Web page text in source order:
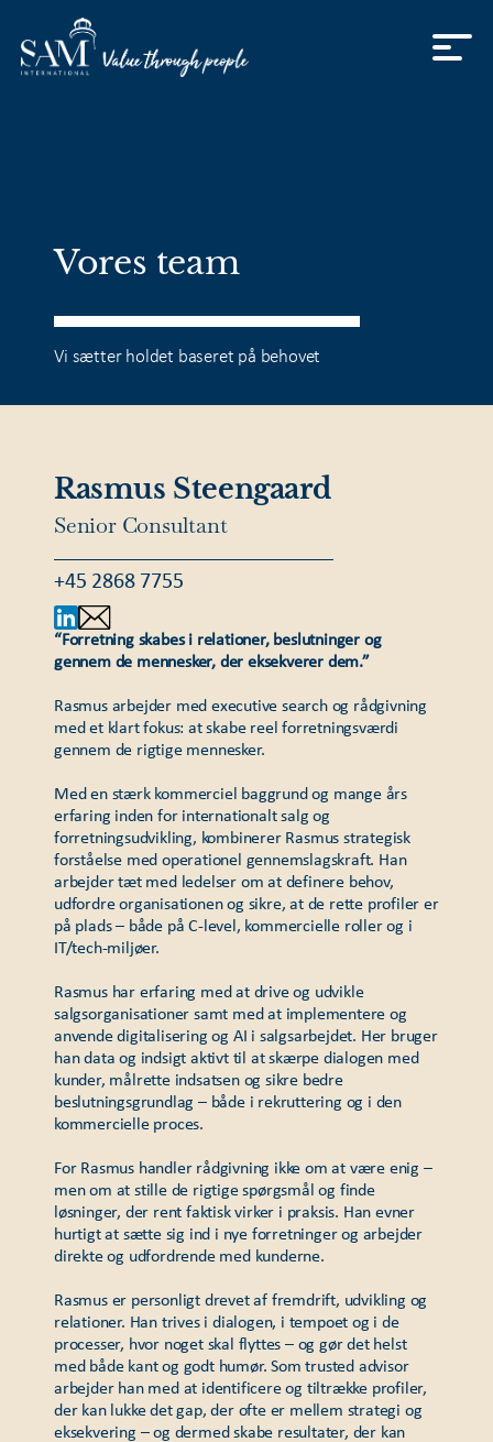
Vores team
Vi sætter holdet baseret på behovet
Rasmus Steengaard
Senior Consultant
+45 2868 7755
“Forretning skabes i relationer, beslutninger og
gennem de mennesker, der eksekverer dem.”
Rasmus arbejder med executive search og rådgivning
med et klart fokus: at skabe reel forretningsværdi
gennem de rigtige mennesker.
Med en stærk kommerciel baggrund og mange års
erfaring inden for internationalt salg og
forretningsudvikling, kombinerer Rasmus strategisk
forståelse med operationel gennemslagskraft. Han
arbejder tæt med ledelser om at definere behov,
udfordre organisationen og sikre, at de rette profiler er
på plads – både på C-level, kommercielle roller og i
IT/tech-miljøer.
Rasmus har erfaring med at drive og udvikle
salgsorganisationer samt med at implementere og
anvende digitalisering og AI i salgsarbejdet. Her bruger
han data og indsigt aktivt til at skærpe dialogen med
kunder, målrette indsatsen og sikre bedre
beslutningsgrundlag – både i rekruttering og i den
kommercielle proces.
For Rasmus handler rådgivning ikke om at være enig –
men om at stille de rigtige spørgsmål og finde
løsninger, der rent faktisk virker i praksis. Han evner
hurtigt at sætte sig ind i nye forretninger og arbejder
direkte og udfordrende med kunderne.
Rasmus er personligt drevet af fremdrift, udvikling og
relationer. Han trives i dialogen, i tempoet og i de
processer, hvor noget skal flyttes – og gør det helst
med både kant og godt humør. Som trusted advisor
arbejder han med at identificere og tiltrække profiler,
der kan lukke det gap, der ofte er mellem strategi og
eksekvering – og dermed skabe resultater, der kan